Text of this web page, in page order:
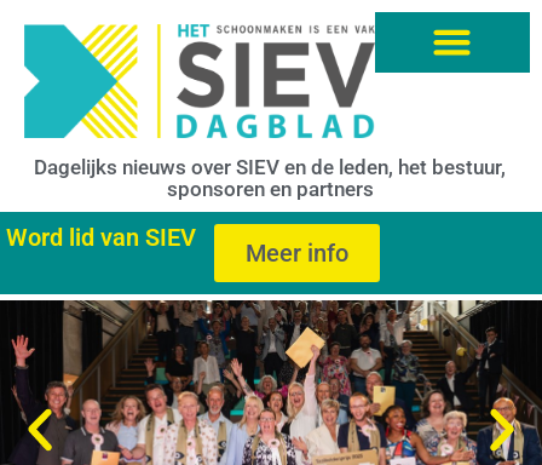
Dagelijks nieuws over SIEV en de leden, het bestuur,
sponsoren en partners
Word lid van SIEV
Meer info